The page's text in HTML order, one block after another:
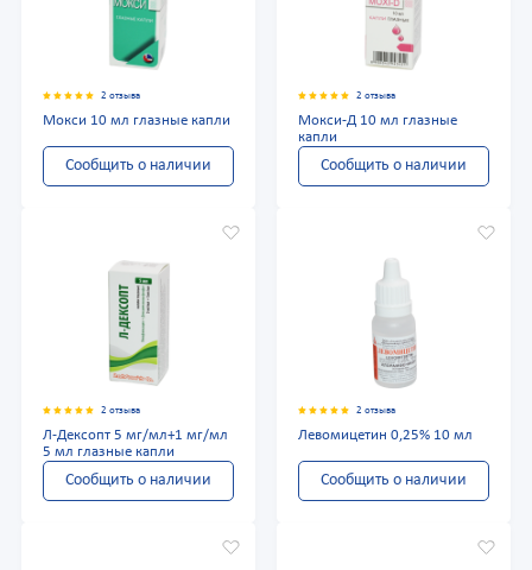
2 отзыва
Мокси 10 мл глазные капли
Сообщить о наличии
2 отзыва
Мокси-Д 10 мл глазные
капли
Сообщить о наличии
2 отзыва
Л-Дексопт 5 мг/мл+1 мг/мл
5 мл глазные капли
Сообщить о наличии
2 отзыва
Левомицетин 0,25% 10 мл
Сообщить о наличии